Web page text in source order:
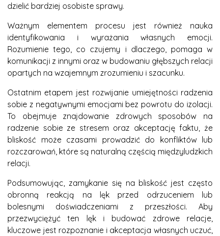
dzielić bardziej osobiste sprawy.
Ważnym elementem procesu jest również nauka
identyfikowania i wyrażania własnych emocji.
Rozumienie tego, co czujemy i dlaczego, pomaga w
komunikacji z innymi oraz w budowaniu głębszych relacji
opartych na wzajemnym zrozumieniu i szacunku.
Ostatnim etapem jest rozwijanie umiejętności radzenia
sobie z negatywnymi emocjami bez powrotu do izolacji.
To obejmuje znajdowanie zdrowych sposobów na
radzenie sobie ze stresem oraz akceptację faktu, że
bliskość może czasami prowadzić do konfliktów lub
rozczarowań, które są naturalną częścią międzyludzkich
relacji.
Podsumowując, zamykanie się na bliskość jest często
obronną reakcją na lęk przed odrzuceniem lub
bolesnymi doświadczeniami z przeszłości. Aby
przezwyciężyć ten lęk i budować zdrowe relacje,
kluczowe jest rozpoznanie i akceptacja własnych uczuć,